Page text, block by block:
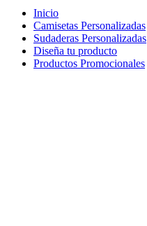
Inicio
Camisetas Personalizadas
Sudaderas Personalizadas
Diseña tu producto
Productos Promocionales